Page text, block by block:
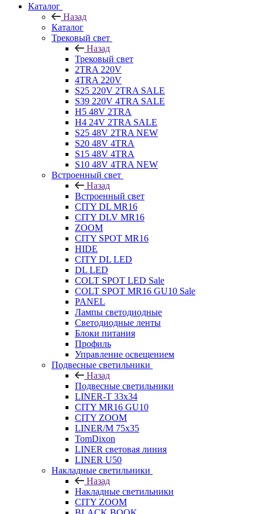
Каталог
Назад
Каталог
Трековый свет
Назад
Трековый свет
2TRA 220V
4TRA 220V
S25 220V 2TRA SALE
S39 220V 4TRA SALE
H5 48V 2TRA
H4 24V 2TRA SALE
S25 48V 2TRA NEW
S20 48V 4TRA
S15 48V 4TRA
S10 48V 4TRA NEW
Встроенный свет
Назад
Встроенный свет
CITY DL MR16
CITY DLV MR16
ZOOM
CITY SPOT MR16
HIDE
CITY DL LED
DL LED
COLT SPOT LED Sale
COLT SPOT MR16 GU10 Sale
PANEL
Лампы светодиодные
Светодиодные ленты
Блоки питания
Профиль
Управление освещением
Подвесные светильники
Назад
Подвесные светильники
LINER-T 33x34
CITY MR16 GU10
CITY ZOOM
LINER/M 75х35
TomDixon
LINER световая линия
LINER U50
Накладные светильники
Назад
Накладные светильники
CITY ZOOM